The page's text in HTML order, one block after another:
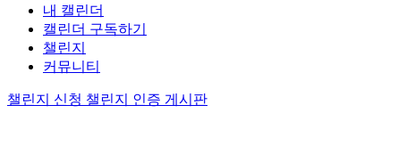
내 캘린더
캘린더 구독하기
챌린지
커뮤니티
챌린지 신청 챌린지 인증 게시판